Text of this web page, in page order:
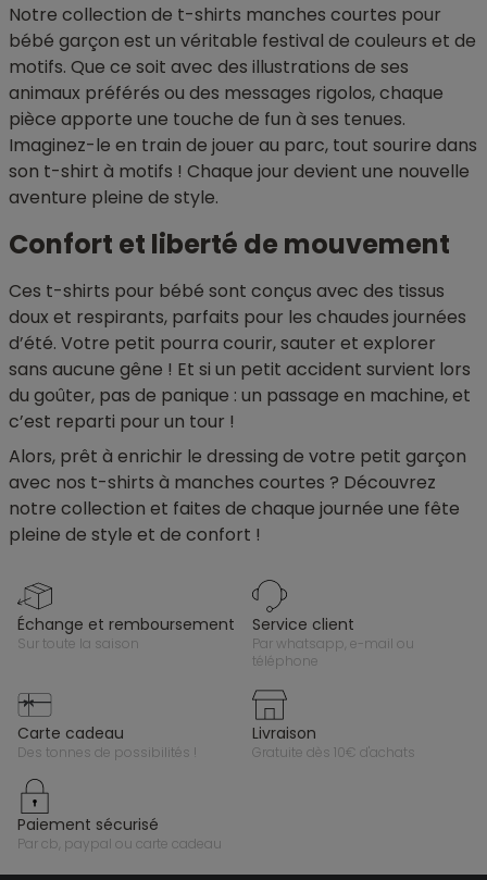
Notre collection de t-shirts manches courtes pour
bébé garçon est un véritable festival de couleurs et de
motifs. Que ce soit avec des illustrations de ses
animaux préférés ou des messages rigolos, chaque
pièce apporte une touche de fun à ses tenues.
Imaginez-le en train de jouer au parc, tout sourire dans
son t-shirt à motifs ! Chaque jour devient une nouvelle
aventure pleine de style.
Confort et liberté de mouvement
Ces t-shirts pour bébé sont conçus avec des tissus
doux et respirants, parfaits pour les chaudes journées
d’été. Votre petit pourra courir, sauter et explorer
sans aucune gêne ! Et si un petit accident survient lors
du goûter, pas de panique : un passage en machine, et
c’est reparti pour un tour !
Alors, prêt à enrichir le dressing de votre petit garçon
avec nos t-shirts à manches courtes ? Découvrez
notre collection et faites de chaque journée une fête
pleine de style et de confort !
échange et remboursement
sur toute la saison
service client
par whatsapp, e-mail ou
téléphone
carte cadeau
des tonnes de possibilités !
livraison
gratuite dès 10€ d'achats
paiement sécurisé
par cb, paypal ou carte cadeau